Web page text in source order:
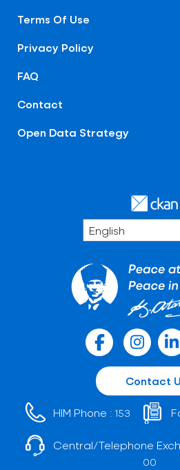
Terms Of Use
Privacy Policy
FAQ
Contact
Open Data Strategy
Contact
HIM Phone : 153
Central/Telephone
00